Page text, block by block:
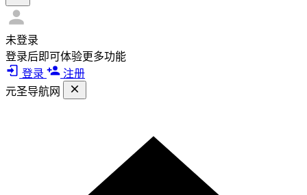
未登录
登录后即可体验更多功能
登录
注册
元圣导航网